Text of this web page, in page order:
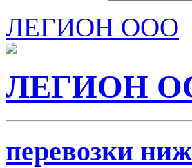
ЛЕГИОН ООО
ЛЕГИОН
перевозки